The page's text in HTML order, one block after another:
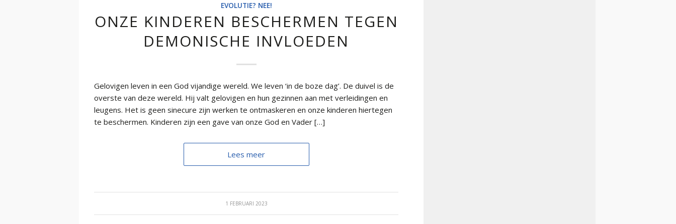
EVOLUTIE? NEE!
ONZE KINDEREN BESCHERMEN TEGEN
DEMONISCHE INVLOEDEN
Gelovigen leven in een God vijandige wereld. We leven ‘in de boze dag’. De duivel is de
overste van deze wereld. Hij valt gelovigen en hun gezinnen aan met verleidingen en
leugens. Het is geen sinecure zijn werken te ontmaskeren en onze kinderen hiertegen
te beschermen. Kinderen zijn een gave van onze God en Vader […]
Lees meer
1 FEBRUARI 2023